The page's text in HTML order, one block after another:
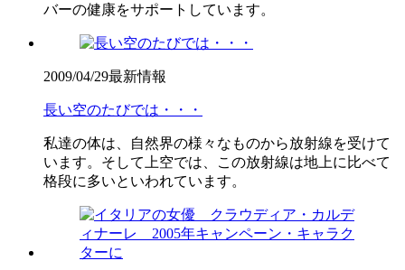
バーの健康をサポートしています。
2009/04/29最新情報
長い空のたびでは・・・
私達の体は、自然界の様々なものから放射線を受けて
います。そして上空では、この放射線は地上に比べて
格段に多いといわれています。